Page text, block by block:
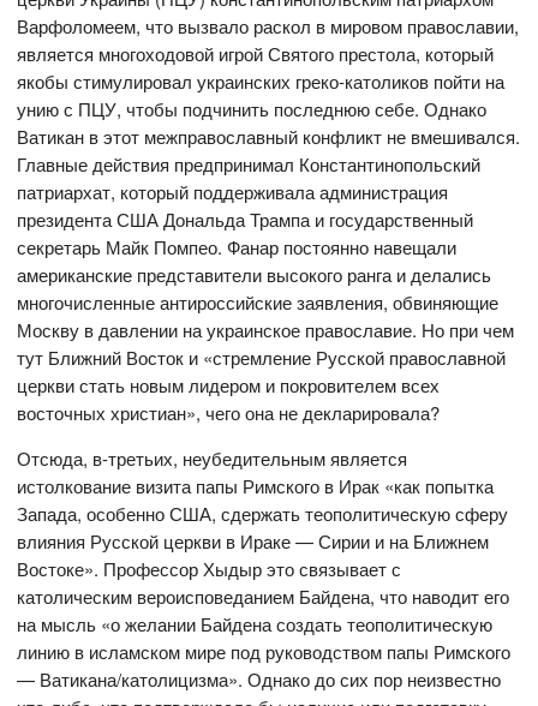
Варфоломеем, что вызвало раскол в мировом православии,
является многоходовой игрой Святого престола, который
якобы стимулировал украинских греко-католиков пойти на
унию с ПЦУ, чтобы подчинить последнюю себе. Однако
Ватикан в этот межправославный конфликт не вмешивался.
Главные действия предпринимал Константинопольский
патриархат, который поддерживала администрация
президента США Дональда Трампа и государственный
секретарь Майк Помпео. Фанар постоянно навещали
американские представители высокого ранга и делались
многочисленные антироссийские заявления, обвиняющие
Москву в давлении на украинское православие. Но при чем
тут Ближний Восток и «стремление Русской православной
церкви стать новым лидером и покровителем всех
восточных христиан», чего она не декларировала?
Отсюда, в-третьих, неубедительным является
истолкование визита папы Римского в Ирак «как попытка
Запада, особенно США, сдержать теополитическую сферу
влияния Русской церкви в Ираке — Сирии и на Ближнем
Востоке». Профессор Хыдыр это связывает с
католическим вероисповеданием Байдена, что наводит его
на мысль «о желании Байдена создать теополитическую
линию в исламском мире под руководством папы Римского
— Ватикана/католицизма». Однако до сих пор неизвестно